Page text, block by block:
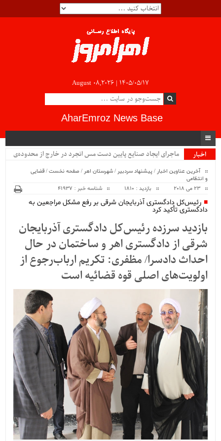
August 08,2026 | ۱۴۰۵/۰۵/۱۷
AharEmroz News Base
اخبار
ماجرای ایجاد صنایع پایین دست مس انجرد در خارج از محدوده‌ی
آخرین عناوین اخبار /پیشنهاد سردبیر /شهرستان اهر /صفحه نخست/قضایی
و انتظامی
23 می 2018
بازدید : 1810 شناسه خبر : 41937
رئیس‌کل دادگستری آذربایجان شرقی بر رفع مشکل مراجعین به
دادگستری تأکید کرد
بازدید سرزده رئیس‌کل دادگستری آذربایجان
شرقی از دادگستری اهر و ساختمان در حال
احداث دادسرا/ مظفری: تکریم ارباب‌رجوع از
اولویت‌های اصلی قوه قضائیه است